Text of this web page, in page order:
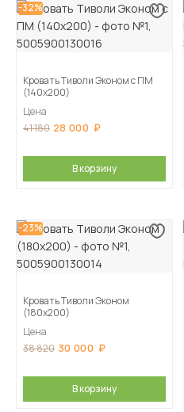
-32%
Кровать Тиволи Эконом с ПМ
(140х200)
Цена
41 180 28 000
В корзину
-23%
Кровать Тиволи Эконом
(180х200)
Цена
38 820 30 000
В корзину